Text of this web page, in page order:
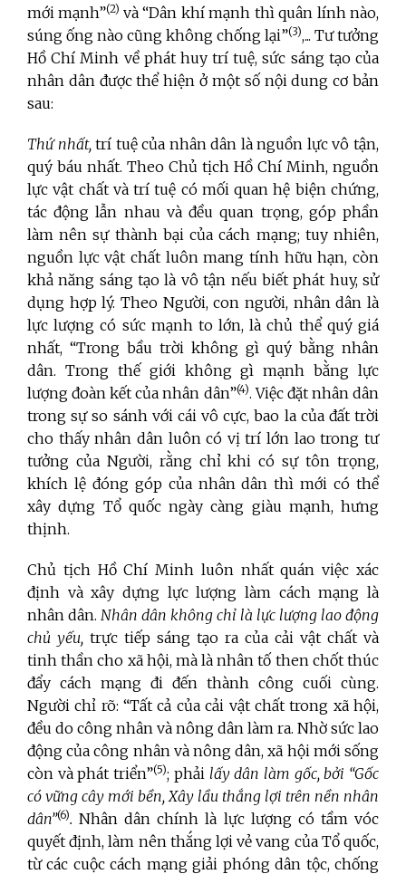
mới mạnh”(2) và “Dân khí mạnh thì quân lính nào,
súng ống nào cũng không chống lại”(3),... Tư tưởng
Hồ Chí Minh về phát huy trí tuệ, sức sáng tạo của
nhân dân được thể hiện ở một số nội dung cơ bản
sau:
Thứ nhất, trí tuệ của nhân dân là nguồn lực vô tận,
quý báu nhất. Theo Chủ tịch Hồ Chí Minh, nguồn
lực vật chất và trí tuệ có mối quan hệ biện chứng,
tác động lẫn nhau và đều quan trọng, góp phần
làm nên sự thành bại của cách mạng; tuy nhiên,
nguồn lực vật chất luôn mang tính hữu hạn, còn
khả năng sáng tạo là vô tận nếu biết phát huy, sử
dụng hợp lý. Theo Người, con người, nhân dân là
lực lượng có sức mạnh to lớn, là chủ thể quý giá
nhất, “Trong bầu trời không gì quý bằng nhân
dân. Trong thế giới không gì mạnh bằng lực
lượng đoàn kết của nhân dân”(4). Việc đặt nhân dân
trong sự so sánh với cái vô cực, bao la của đất trời
cho thấy nhân dân luôn có vị trí lớn lao trong tư
tưởng của Người, rằng chỉ khi có sự tôn trọng,
khích lệ đóng góp của nhân dân thì mới có thể
xây dựng Tổ quốc ngày càng giàu mạnh, hưng
thịnh.
Chủ tịch Hồ Chí Minh luôn nhất quán việc xác
định và xây dựng lực lượng làm cách mạng là
nhân dân. Nhân dân không chỉ là lực lượng lao động
chủ yếu, trực tiếp sáng tạo ra của cải vật chất và
tinh thần cho xã hội, mà là nhân tố then chốt thúc
đẩy cách mạng đi đến thành công cuối cùng.
Người chỉ rõ: “Tất cả của cải vật chất trong xã hội,
đều do công nhân và nông dân làm ra. Nhờ sức lao
động của công nhân và nông dân, xã hội mới sống
còn và phát triển”(5); phải lấy dân làm gốc, bởi “Gốc
có vững cây mới bền, Xây lầu thắng lợi trên nền nhân
dân”(6). Nhân dân chính là lực lượng có tầm vóc
quyết định, làm nên thắng lợi vẻ vang của Tổ quốc,
từ các cuộc cách mạng giải phóng dân tộc, chống